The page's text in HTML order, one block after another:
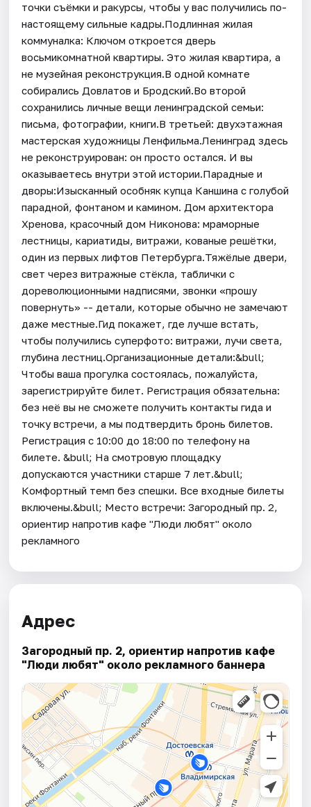
точки съёмки и ракурсы, чтобы у вас получились по-
настоящему сильные кадры.Подлинная жилая
коммуналка: Ключом откроется дверь
восьмикомнатной квартиры. Это жилая квартира, а
не музейная реконструкция.В одной комнате
собирались Довлатов и Бродский.Во второй
сохранились личные вещи ленинградской семьи:
письма, фотографии, книги.В третьей: двухэтажная
мастерская художницы Ленфильма.Ленинград здесь
не реконструирован: он просто остался. И вы
оказываетесь внутри этой истории.Парадные и
дворы:Изысканный особняк купца Каншина с голубой
парадной, фонтаном и камином. Дом архитектора
Хренова, красочный дом Никонова: мраморные
лестницы, кариатиды, витражи, кованые решётки,
один из первых лифтов Петербурга.Тяжёлые двери,
свет через витражные стёкла, таблички с
дореволюционными надписями, звонки «прошу
повернуть» -- детали, которые обычно не замечают
даже местные.Гид покажет, где лучше встать,
чтобы получились суперфото: витражи, лучи света,
глубина лестниц.Организационные детали:&bull;
Чтобы ваша прогулка состоялась, пожалуйста,
зарегистрируйте билет. Регистрация обязательна:
без неё вы не сможете получить контакты гида и
точку встречи, а мы подтвердить бронь билетов.
Регистрация с 10:00 до 18:00 по телефону на
билете. &bull; На смотровую площадку
допускаются участники старше 7 лет.&bull;
Комфортный темп без спешки. Все входные билеты
включены.&bull; Место встречи: Загородный пр. 2,
ориентир напротив кафе "Люди любят" около
рекламного
Адрес
Загородный пр. 2, ориентир напротив кафе
"Люди любят" около рекламного баннера